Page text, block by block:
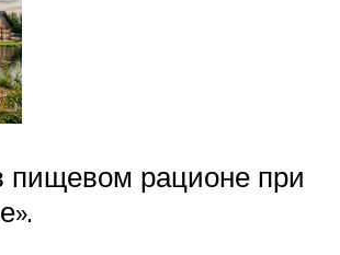
пищевом рационе при